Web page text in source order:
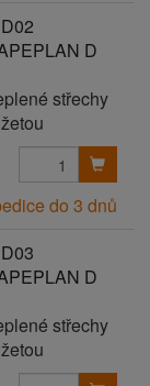
D
střechy
do 3 dnů
D
střechy